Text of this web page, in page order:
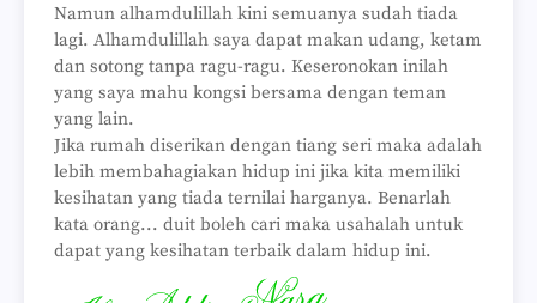
Namun alhamdulillah kini semuanya sudah tiada
lagi. Alhamdulillah saya dapat makan udang, ketam
dan sotong tanpa ragu-ragu. Keseronokan inilah
yang saya mahu kongsi bersama dengan teman
yang lain.
Jika rumah diserikan dengan tiang seri maka adalah
lebih membahagiakan hidup ini jika kita memiliki
kesihatan yang tiada ternilai harganya. Benarlah
kata orang... duit boleh cari maka usahalah untuk
dapat yang kesihatan terbaik dalam hidup ini.